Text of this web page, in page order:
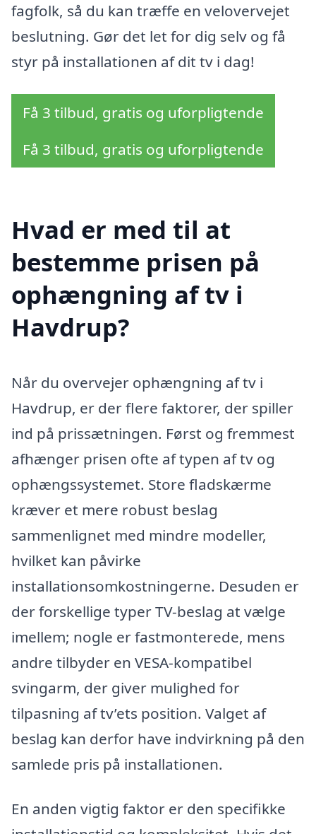
fagfolk, så du kan træffe en velovervejet
beslutning. Gør det let for dig selv og få
styr på installationen af dit tv i dag!
Få 3 tilbud, gratis og uforpligtende
Få 3 tilbud, gratis og uforpligtende
Hvad er med til at
bestemme prisen på
ophængning af tv i
Havdrup?
Når du overvejer ophængning af tv i
Havdrup, er der flere faktorer, der spiller
ind på prissætningen. Først og fremmest
afhænger prisen ofte af typen af tv og
ophængssystemet. Store fladskærme
kræver et mere robust beslag
sammenlignet med mindre modeller,
hvilket kan påvirke
installationsomkostningerne. Desuden er
der forskellige typer TV-beslag at vælge
imellem; nogle er fastmonterede, mens
andre tilbyder en VESA-kompatibel
svingarm, der giver mulighed for
tilpasning af tv’ets position. Valget af
beslag kan derfor have indvirkning på den
samlede pris på installationen.
En anden vigtig faktor er den specifikke